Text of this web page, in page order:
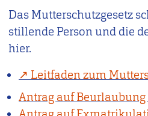
Das Mutterschutzgesetz
stillende Person und die
hier.
Leitfaden zum
Antrag auf